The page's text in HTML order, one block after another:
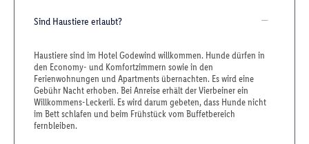
Sind Haustiere erlaubt?
Haustiere sind im Hotel Godewind willkommen. Hunde dürfen in
den Economy- und Komfortzimmern sowie in den
Ferienwohnungen und Apartments übernachten. Es wird eine
Gebühr Nacht erhoben. Bei Anreise erhält der Vierbeiner ein
Willkommens-Leckerli. Es wird darum gebeten, dass Hunde nicht
im Bett schlafen und beim Frühstück vom Buffetbereich
fernbleiben.